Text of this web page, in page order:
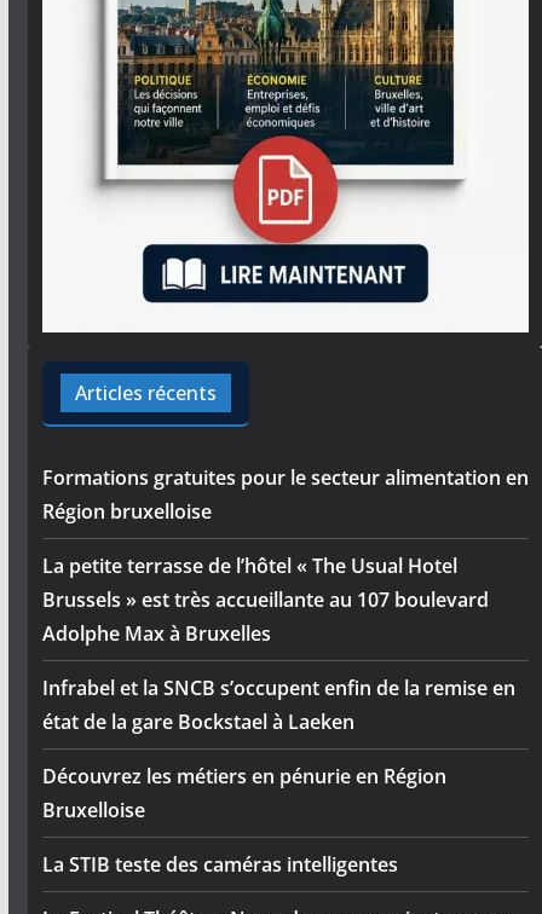
Articles récents
Formations gratuites pour le secteur alimentation en
Région bruxelloise
La petite terrasse de l’hôtel « The Usual Hotel
Brussels » est très accueillante au 107 boulevard
Adolphe Max à Bruxelles
Infrabel et la SNCB s’occupent enfin de la remise en
état de la gare Bockstael à Laeken
Découvrez les métiers en pénurie en Région
Bruxelloise
La STIB teste des caméras intelligentes